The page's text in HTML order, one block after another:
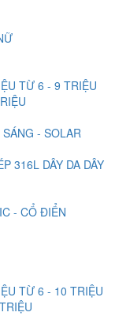
TỪ 6 - 9 TRIỆU
- SOLAR
316L DÂY DA DÂY
- CỔ ĐIỂN
TỪ 6 - 10 TRIỆU